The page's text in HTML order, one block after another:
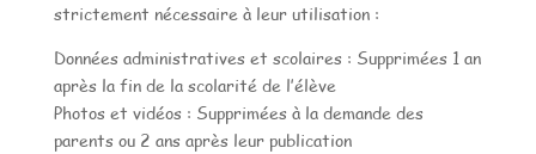
strictement nécessaire à leur utilisation :
Données administratives et scolaires : Supprimées 1 an
après la fin de la scolarité de l’élève
Photos et vidéos : Supprimées à la demande des
parents ou 2 ans après leur publication